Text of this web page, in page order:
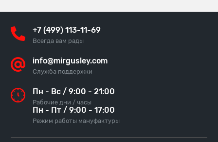
+7 (499) 113-11-69
Всегда вам рады
info@mirgusley.com
Служба поддержки
Пн - Вс / 9:00 - 21:00
Рабочие дни / часы
Пн - Пт / 9:00 - 17:00
Режим работы мануфактуры